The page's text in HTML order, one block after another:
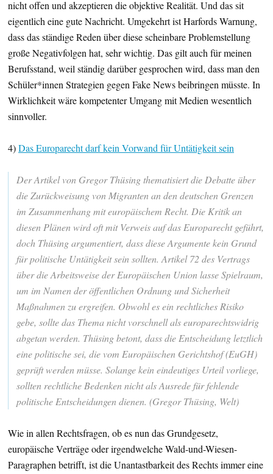
nicht offen und akzeptieren die objektive Realität. Und das sit
eigentlich eine gute Nachricht. Umgekehrt ist Harfords Warnung,
dass das ständige Reden über diese scheinbare Problemstellung
große Negativfolgen hat, sehr wichtig. Das gilt auch für meinen
Berufsstand, weil ständig darüber gesprochen wird, dass man den
Schüler*innen Strategien gegen Fake News beibringen müsste. In
Wirklichkeit wäre kompetenter Umgang mit Medien wesentlich
sinnvoller.
4)Das Europarecht darf kein Vorwand für Untätigkeit sein
Der Artikel von Gregor Thüsing thematisiert die Debatte über
die Zurückweisung von Migranten an den deutschen Grenzen
im Zusammenhang mit europäischem Recht. Die Kritik an
diesen Plänen wird oft mit Verweis auf das Europarecht geführt,
doch Thüsing argumentiert, dass diese Argumente kein Grund
für politische Untätigkeit sein sollten. Artikel 72 des Vertrags
über die Arbeitsweise der Europäischen Union lasse Spielraum,
um im Namen der öffentlichen Ordnung und Sicherheit
Maßnahmen zu ergreifen. Obwohl es ein rechtliches Risiko
gebe, sollte das Thema nicht vorschnell als europarechtswidrig
abgetan werden. Thüsing betont, dass die Entscheidung letztlich
eine politische sei, die vom Europäischen Gerichtshof (EuGH)
geprüft werden müsse. Solange kein eindeutiges Urteil vorliege,
sollten rechtliche Bedenken nicht als Ausrede für fehlende
politische Entscheidungen dienen. (Gregor Thüsing, Welt)
Wie in allen Rechtsfragen, ob es nun das Grundgesetz,
europäische Verträge oder irgendwelche Wald-und-Wiesen-
Paragraphen betrifft, ist die Unantastbarkeit des Rechts immer eine